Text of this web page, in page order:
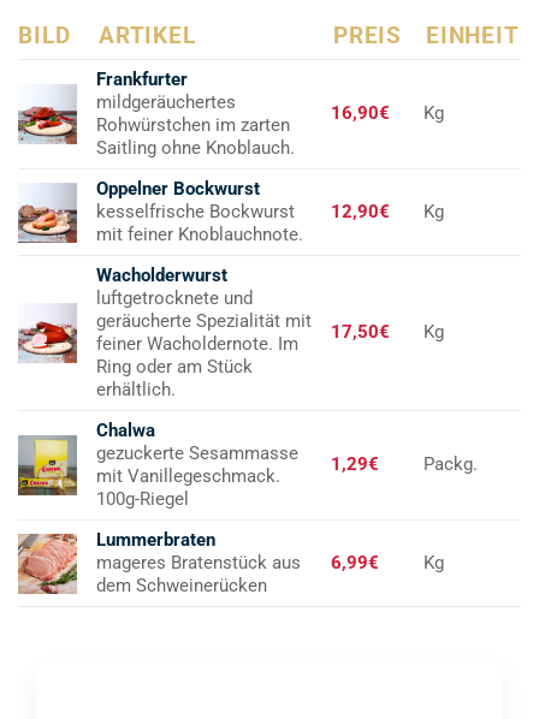
BILD ARTIKEL PREIS EINHEIT
Frankfurter
mildgeräuchertes
Rohwürstchen im zarten
Saitling ohne Knoblauch.
16,90€ Kg
Oppelner Bockwurst
kesselfrische Bockwurst
mit feiner Knoblauchnote.
12,90€ Kg
Wacholderwurst
luftgetrocknete und
geräucherte Spezialität mit
feiner Wacholdernote. Im
Ring oder am Stück
erhältlich.
17,50€ Kg
Chalwa
gezuckerte Sesammasse
mit Vanillegeschmack.
100g-Riegel
1,29€ Packg.
Lummerbraten
mageres Bratenstück aus
dem Schweinerücken
6,99€ Kg